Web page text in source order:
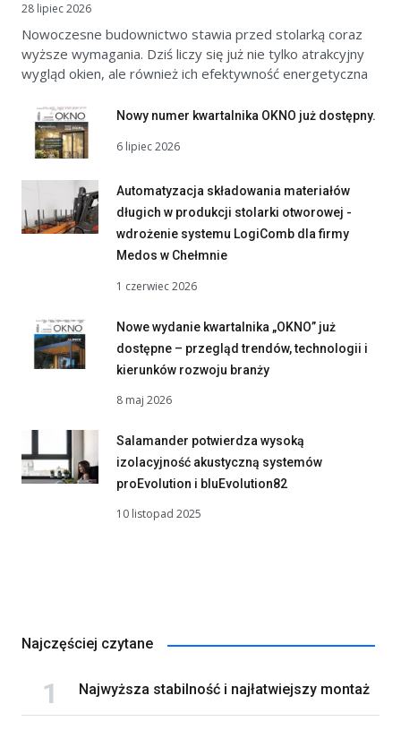
28 lipiec 2026
Nowoczesne budownictwo stawia przed stolarką coraz
wyższe wymagania. Dziś liczy się już nie tylko atrakcyjny
wygląd okien, ale również ich efektywność energetyczna
Nowy numer kwartalnika OKNO już dostępny.
6 lipiec 2026
Automatyzacja składowania materiałów
długich w produkcji stolarki otworowej -
wdrożenie systemu LogiComb dla firmy
Medos w Chełmnie
1 czerwiec 2026
Nowe wydanie kwartalnika „OKNO” już
dostępne – przegląd trendów, technologii i
kierunków rozwoju branży
8 maj 2026
Salamander potwierdza wysoką
izolacyjność akustyczną systemów
proEvolution i bluEvolution82
10 listopad 2025
Najczęściej czytane
Najwyższa stabilność i najłatwiejszy montaż